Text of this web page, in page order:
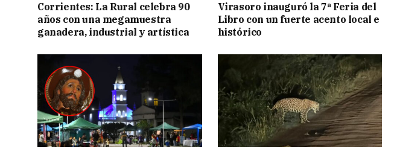
Corrientes: La Rural celebra 90
años con una megamuestra
ganadera, industrial y artística
Virasoro inauguró la 7ª Feria del
Libro con un fuerte acento local e
histórico